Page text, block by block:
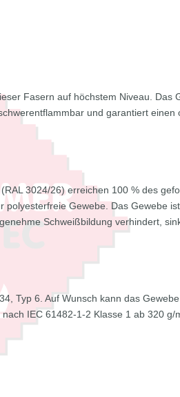
Fasern auf höchstem Niveau. Das
und garantiert einen
3024/26) erreichen 100 % des
Gewebe. Das Gewebe
Schweißbildung verhindert,
Typ 6. Auf Wunsch kann das
IEC 61482-1-2 Klasse 1 ab 320 g/